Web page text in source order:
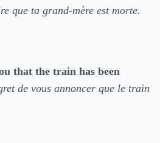
que ta grand-mère est morte.
that the train has been
de vous annoncer que le train